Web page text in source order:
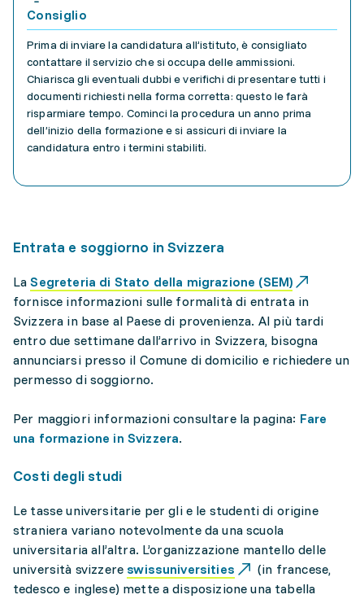
Consiglio
Prima di inviare la candidatura all’istituto, è consigliato
contattare il servizio che si occupa delle ammissioni.
Chiarisca gli eventuali dubbi e verifichi di presentare tutti i
documenti richiesti nella forma corretta: questo le farà
risparmiare tempo. Cominci la procedura un anno prima
dell’inizio della formazione e si assicuri di inviare la
candidatura entro i termini stabiliti.
Entrata e soggiorno in Svizzera
LaSegreteria di Stato della migrazione (SEM)
fornisce informazioni sulle formalità di entrata in
Svizzera in base al Paese di provenienza. Al più tardi
entro due settimane dall’arrivo in Svizzera, bisogna
annunciarsi presso il Comune di domicilio e richiedere un
permesso di soggiorno.
Per maggiori informazioni consultare la pagina: Fare
una formazione in Svizzera.
Costi degli studi
Le tasse universitarie per gli e le studenti di origine
straniera variano notevolmente da una scuola
universitaria all’altra. L’organizzazione mantello delle
università svizzere swissuniversities
(in francese,
tedesco e inglese) mette a disposizione una tabella